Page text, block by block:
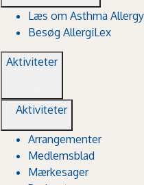
Læs om Asthma
Besøg AllergiLex
Aktiviteter
Aktiviteter
Arrangementer
Medlemsblad
Mærkesager